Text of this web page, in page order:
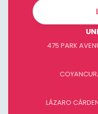
475 PARK
LÁZARO